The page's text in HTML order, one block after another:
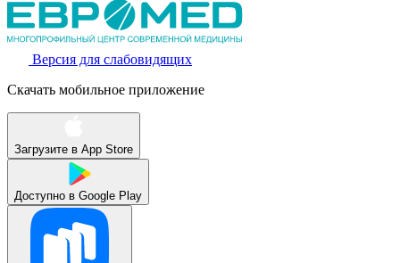
Версия для слабовидящих
Скачать мобильное приложение
Загрузите в App Store
Доступно в Google Play